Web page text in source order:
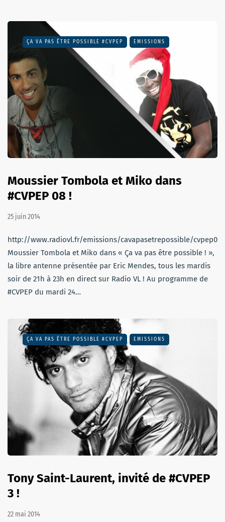
ÇA VA PAS ÊTRE POSSIBLE #CVPEP EMISSIONS
Moussier Tombola et Miko dans
#CVPEP 08 !
25 juin 2014
http://www.radiovl.fr/emissions/cavapasetrepossible/
Moussier Tombola et Miko dans « Ça va pas être possible ! »,
la libre antenne présentée par Eric Mendes, tous les mardis
soir de 21h à 23h en direct sur Radio VL ! Au programme de
#CVPEP du mardi 24…
ÇA VA PAS ÊTRE POSSIBLE #CVPEP EMISSIONS
Tony Saint-Laurent, invité de #CVPEP
3 !
22 mai 2014